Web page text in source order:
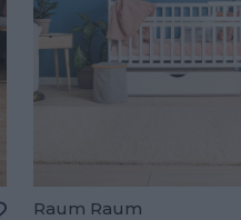
Raum Raum